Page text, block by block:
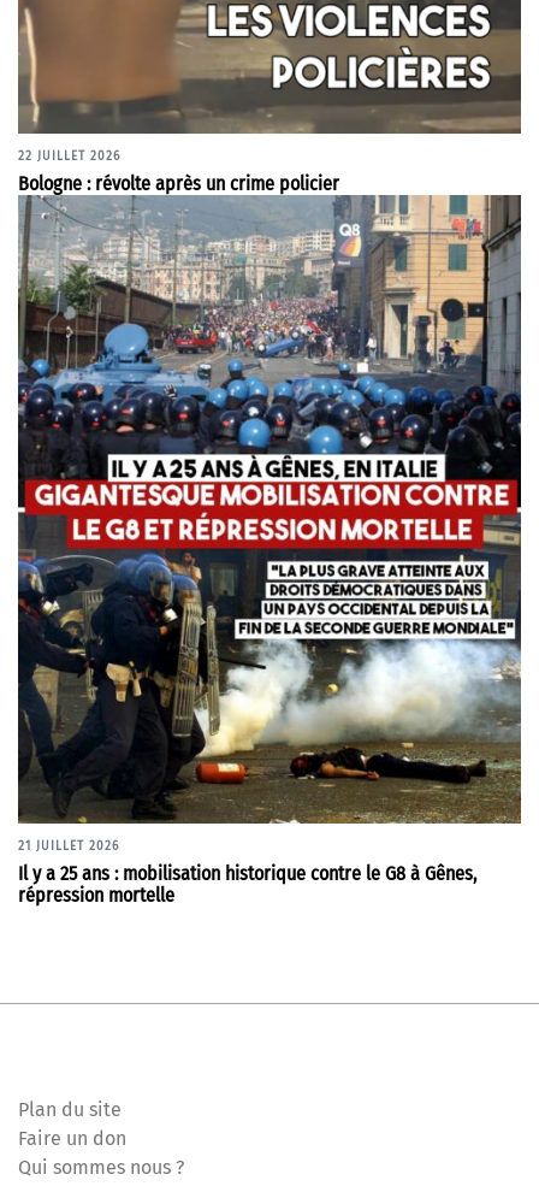
22 JUILLET 2026
Bologne : révolte après un crime policier
21 JUILLET 2026
Il y a 25 ans : mobilisation historique contre le G8 à Gênes,
répression mortelle
Plan du site
Faire un don
Qui sommes nous ?